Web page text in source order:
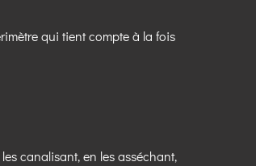
qui tient compte à la fois
canalisant, en les asséchant,